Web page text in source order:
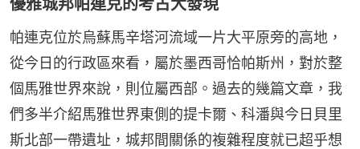
優雅城邦帕連克的考古大發現
帕連克位於烏蘇馬辛塔河流域一片大平原旁的高地，
從今日的行政區來看，屬於墨西哥恰帕斯州，對於整
個馬雅世界來說，則位屬西部。過去的幾篇文章，我
們多半介紹馬雅世界東側的提卡爾、科潘與今日貝里
斯北部一帶遺址，城邦間關係的複雜程度就已超乎想